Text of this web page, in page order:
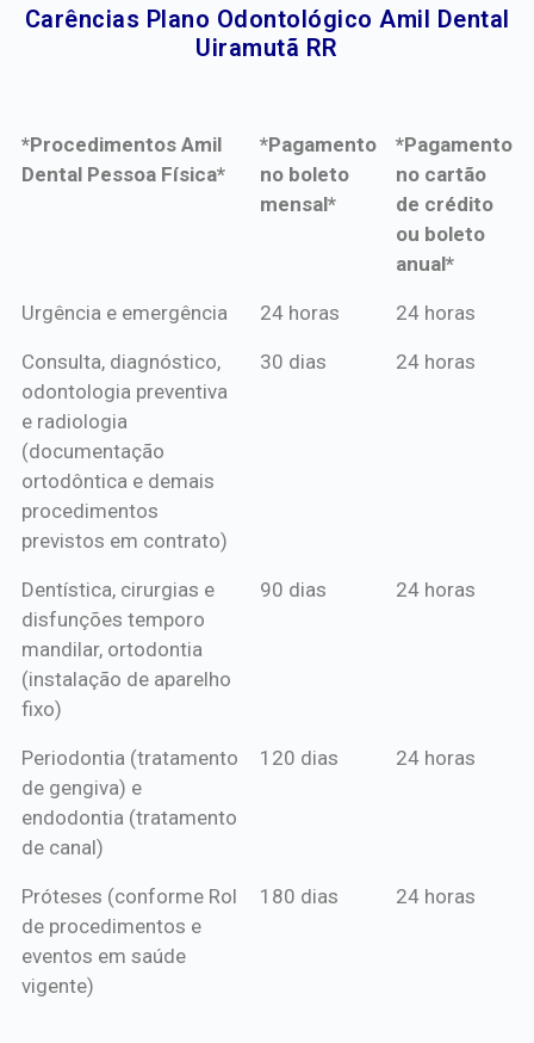
Carências Plano Odontológico Amil Dental
Uiramutã RR​
*Procedimentos Amil
Dental Pessoa Física*
*Pagamento
no boleto
mensal*
*Pagamento
no cartão
de crédito
ou boleto
anual*
*Procedimentos Amil
*Pagamento
mensal*
*Pagamento
de crédito
Urgência e emergência 24 horas 24 horas
Consulta, diagnóstico,
odontologia preventiva
e radiologia
(documentação
ortodôntica e demais
procedimentos
previstos em contrato)
30 dias 24 horas
Dentística, cirurgias e
disfunções temporo
mandilar, ortodontia
(instalação de aparelho
fixo)
90 dias 24 horas
Periodontia (tratamento
de gengiva) e
endodontia (tratamento
de canal)
120 dias 24 horas
Próteses (conforme Rol
de procedimentos e
eventos em saúde
vigente)
180 dias 24 horas